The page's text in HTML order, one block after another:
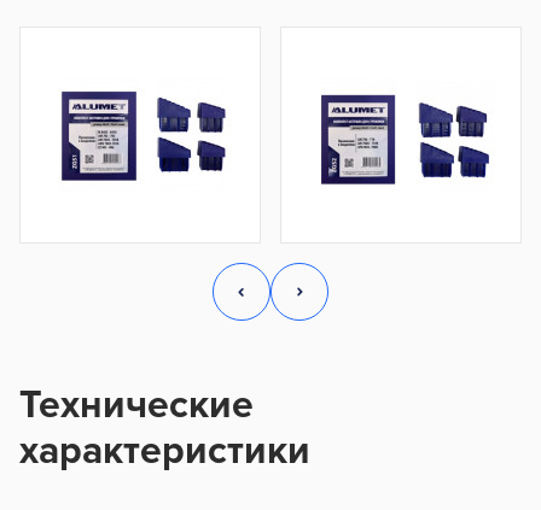
Технические
характеристики